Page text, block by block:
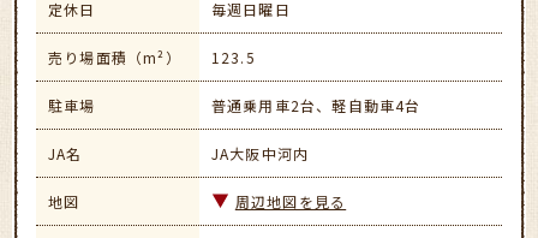
定休日 毎週日曜日
売り場面積（m²） 123.5
駐車場 普通乗用車2台、軽自動車4台
JA名 JA大阪中河内
地図 周辺地図を見る